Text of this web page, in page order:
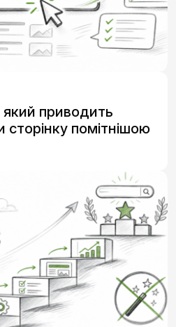
який приводить
сторінку помітнішою